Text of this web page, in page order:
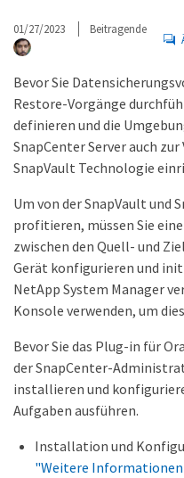
01/27/2023 Beitragende
Bevor Sie
Restore-Vorgänge
definieren und die
SnapCenter Server auch
SnapVault Technologie
Um von der SnapVault und
profitieren, müssen Sie
zwischen den Quell- und
Gerät konfigurieren und
NetApp System Manager
Konsole verwenden, um
Bevor Sie das Plug-in für
der SnapCenter-
installieren und
Aufgaben ausführen.
Installation und
"Weitere Informationen